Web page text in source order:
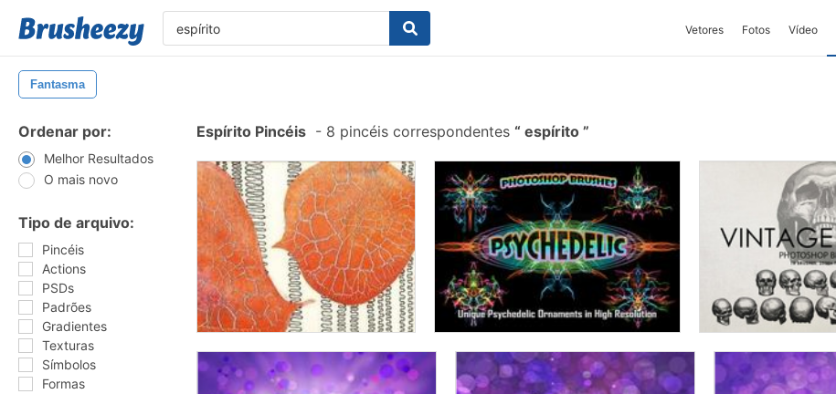
Vetores Fotos Vídeo
Fantasma
Ordenar por:
Melhor Resultados
O mais novo
Tipo de arquivo:
Pincéis
Actions
PSDs
Padrões
Gradientes
Texturas
Símbolos
Formas
Espírito Pincéis - 8 pincéis correspondentes espírito